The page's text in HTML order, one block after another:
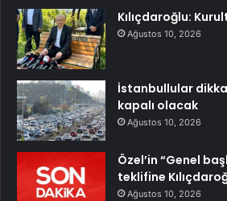
Kılıçdaroğlu:
Ağustos 10, 2026
İstanbullular
kapalı olacak
Ağustos 10, 2026
Özel’in “Genel
teklifine
Ağustos 10, 2026